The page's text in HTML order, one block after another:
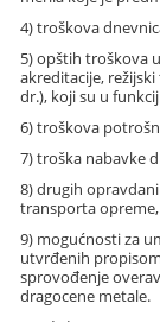
4) troškova
5) opštih troškova
akreditacije,
dr.), koji su u
6) troškova
7) troška nabavke
8) drugih
transporta
9) mogućnosti za
utvrđenih
sprovođenje
dragocene metale.